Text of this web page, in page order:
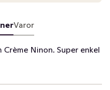
Varor
Ninon. Super enkel